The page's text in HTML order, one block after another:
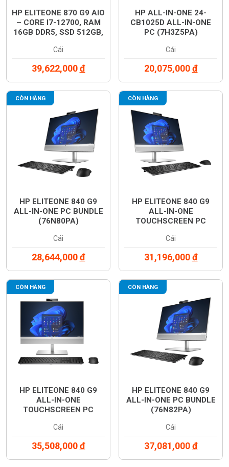
Sure Sense.
✔Kết nối hiện đại: Wi-Fi 6, Bluetooth 5.2, USB-C, HDMI.
HP EliteOne 870 G9 AIO – Lựa chọn hoàn hảo cho văn
phòng hiện đại, doanh nghiệp và người dùng chuyên
nghiệp!
HP ELITEONE 870 G9 AIO
– CORE I7-12700, RAM
16GB DDR5, SSD 512GB,
11 (76N72PA)
Cái
39,622,000đ
HP ALL-IN-ONE 24-
CB1025D ALL-IN-ONE
PC (7H3Z5PA)
Cái
20,075,000đ
CÒN HÀNG
HP ELITEONE 840 G9
ALL-IN-ONE PC BUNDLE
(76N80PA)
Cái
28,644,000đ
CÒN HÀNG
HP ELITEONE 840 G9
ALL-IN-ONE
TOUCHSCREEN PC
Cái
31,196,000đ
CÒN HÀNG
HP ELITEONE 840 G9
ALL-IN-ONE
TOUCHSCREEN PC
Cái
35,508,000đ
CÒN HÀNG
HP ELITEONE 840 G9
ALL-IN-ONE PC BUNDLE
(76N82PA)
Cái
37,081,000đ